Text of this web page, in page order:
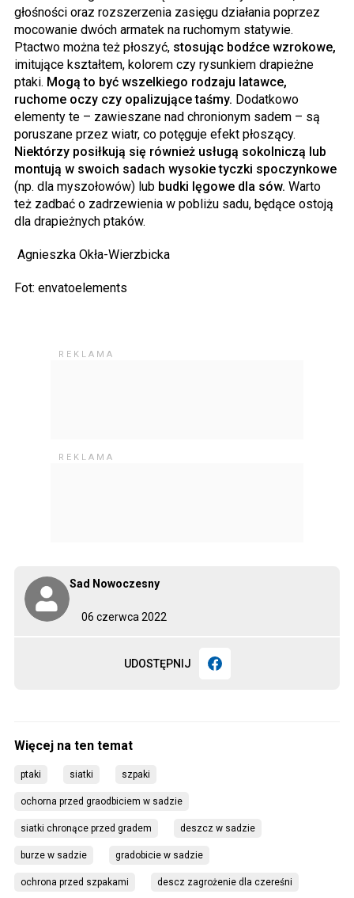
06 czerwca 2022
Sad Nowoczesny
UDOSTĘPNIJ
głośności oraz rozszerzenia zasięgu działania poprzez
mocowanie dwóch armatek na ruchomym statywie.
Ptactwo można też płoszyć, stosując bodźce wzrokowe,
imitujące kształtem, kolorem czy rysunkiem drapieżne
ptaki. Mogą to być wszelkiego rodzaju latawce,
ruchome oczy czy opalizujące taśmy. Dodatkowo
elementy te – zawieszane nad chronionym sadem – są
poruszane przez wiatr, co potęguje efekt płoszący.
Niektórzy posiłkują się również usługą sokolniczą lub
montują w swoich sadach wysokie tyczki spoczynkowe
(np. dla myszołowów) lub budki lęgowe dla sów. Warto
też zadbać o zadrzewienia w pobliżu sadu, będące ostoją
dla drapieżnych ptaków.
Agnieszka Okła-Wierzbicka
Fot: envatoelements
ptaki siatki szpaki
ochorna przed graodbiciem w sadzie
siatki chronące przed gradem deszcz w sadzie
burze w sadzie gradobicie w sadzie
ochrona przed szpakami descz zagrożenie dla czereśni